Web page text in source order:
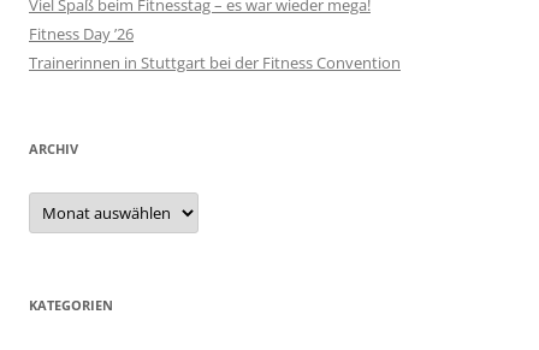
Viel Spaß beim Fitnesstag – es war wieder mega!
Fitness Day ’26
Trainerinnen in Stuttgart bei der Fitness Convention
ARCHIV
Archiv
KATEGORIEN